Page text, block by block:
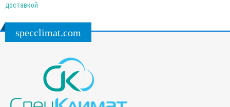
доставкой
specclimat.com